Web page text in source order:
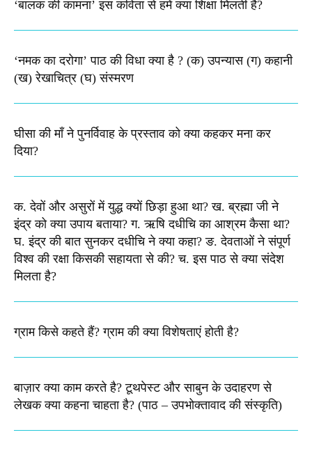
‘बालक की कामना’ इस कविता से हमें क्या शिक्षा मिलती है?
‘नमक का दरोगा’ पाठ की विधा क्या है ? (क) उपन्यास (ग) कहानी
(ख) रेखाचित्र (घ) संस्मरण​
घीसा की माँ ने पुनर्विवाह के प्रस्ताव को क्या कहकर मना कर
दिया?
क. देवों और असुरों में युद्ध क्यों छिड़ा हुआ था? ख. ब्रह्मा जी ने
इंद्र को क्या उपाय बताया? ग. ऋषि दधीचि का आश्रम कैसा था?
घ. इंद्र की बात सुनकर दधीचि ने क्या कहा? ङ. देवताओं ने संपूर्ण
विश्व की रक्षा किसकी सहायता से की? च. इस पाठ से क्या संदेश
मिलता है?​
ग्राम किसे कहते हैं? ग्राम की क्या विशेषताएं होती है?​
बाज़ार क्या काम करते है? टूथपेस्ट और साबुन के उदाहरण से
लेखक क्या कहना चाहता है? (पाठ – उपभोक्तावाद की संस्कृति)